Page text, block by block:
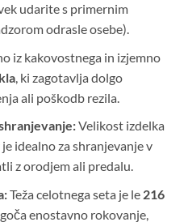
udarite s primernim
odrasle osebe).
iz kakovostnega in izjemno
, ki zagotavlja dolgo
ali poškodb rezila.
Velikost izdelka
je idealno za shranjevanje v
z orodjem ali predalu.
Teža celotnega seta je le 216
enostavno rokovanje,